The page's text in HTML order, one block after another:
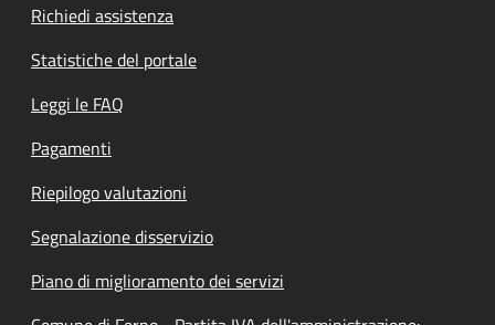
Richiedi assistenza
Statistiche del portale
Leggi le FAQ
Pagamenti
Riepilogo valutazioni
Segnalazione disservizio
Piano di miglioramento dei servizi